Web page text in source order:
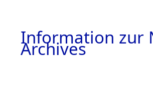
Information zur
Archives